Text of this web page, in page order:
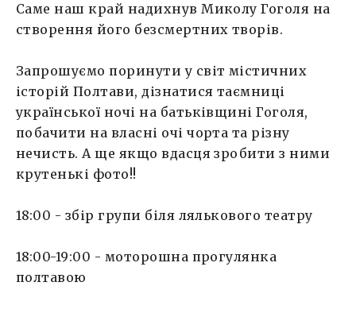
Саме наш край надихнув Миколу Гоголя на
створення його безсмертних творів.
Запрошуємо поринути у світ містичних
історій Полтави, дізнатися таємниці
української ночі на батьківщині Гоголя,
побачити на власні очі чорта та різну
нечисть. А ще якщо вдасця зробити з ними
крутенькі фото!!
18:00 - збір групи біля лялькового театру
18:00-19:00 - моторошна прогулянка
полтавою